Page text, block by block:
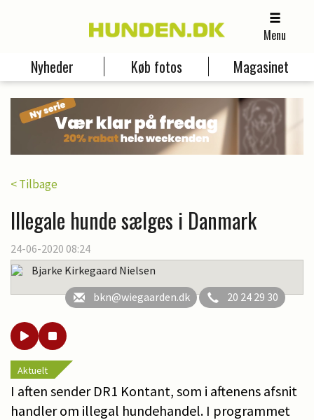
Menu
Nyheder Køb fotos Magasinet
< Tilbage
Illegale hunde sælges i Danmark
24-06-2020 08:24
Bjarke Kirkegaard Nielsen
bkn@wiegaarden.dk
20 24 29 30
Aktuelt
I aften sender DR1 Kontant, som i aftenens afsnit
handler om illegal hundehandel. I programmet